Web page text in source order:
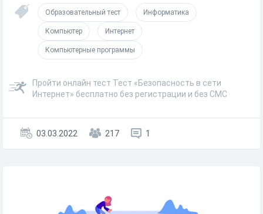
Образовательный тест Информатика
Компьютер Интернет
Компьютерные программы
Пройти онлайн тест Тест «Безопасность в сети
Интернет» бесплатно без регистрации и без СМС
03.03.2022 217 1